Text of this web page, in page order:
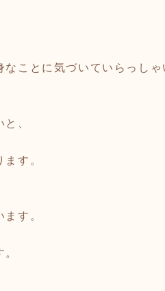
ことに気づいていらっしゃ
、
す。
す。